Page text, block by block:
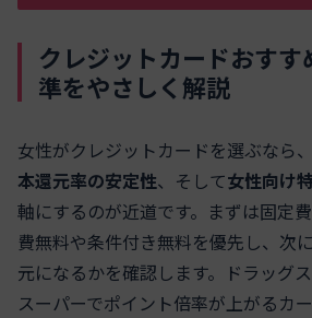
クレジットカードおす
準をやさしく解説
女性がクレジットカードを選ぶなら、
本還元率の安定性、そして女性向け
軸にするのが近道です。まずは固定
費無料や条件付き無料を優先し、次
元になるかを確認します。ドラッグ
スーパーでポイント倍率が上がるカ